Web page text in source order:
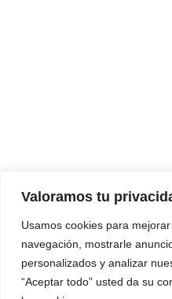
Valoramos tu
Usamos cookies para
navegación, mostrarle
personalizados y analizar
“Aceptar todo” usted da su